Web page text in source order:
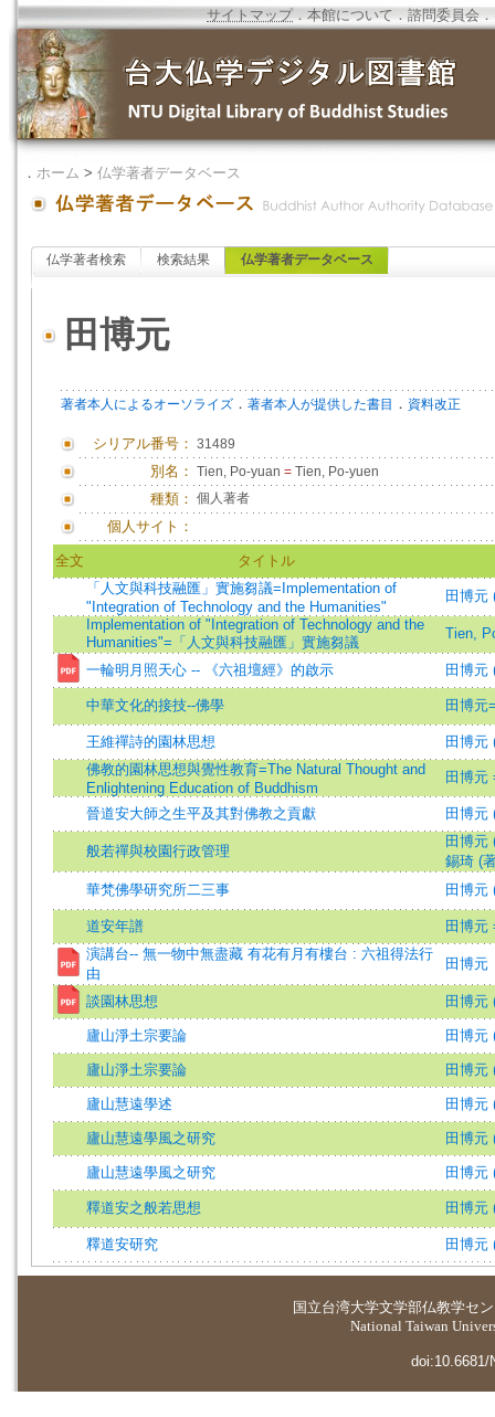
サイトマップ．本館について ．諮問委員会 ．
． ホーム > 仏学著者データベース
仏学著者検索 検索結果 仏学著者データベース
田博元
著者本人によるオーソライズ ． 著者本人が提供した書目 ． 資料改正
シリアル番号： 31489
別名： Tien, Po-yuan = Tien, Po-yuen
種類： 個人著者
個人サイト：
全文
タイトル
「人文與科技融匯」實施芻議=Implementation of
"Integration of Technology and the Humanities"
田博元
Implementation of "Integration of Technology and the
Humanities"=「人文與科技融匯」實施芻議
Tien,
一輪明月照天心 -- 《六祖壇經》的啟示 田博元
中華文化的接技--佛學 田博元
王維禪詩的園林思想
田博元
佛教的園林思想與覺性教育=The Natural Thought and
Enlightening Education of Buddhism
田博元
晉道安大師之生平及其對佛教之貢獻 田博元
般若禪與校園行政管理
田博元
錫琦 (
華梵佛學研究所二三事
田博元
道安年譜
田博元
演講台-- 無一物中無盡藏 有花有月有樓台 : 六祖得法行
由
田博元
談園林思想 田博元
廬山淨土宗要論 田博元
廬山淨土宗要論 田博元
廬山慧遠學述 田博元
廬山慧遠學風之研究 田博元
廬山慧遠學風之研究 田博元
釋道安之般若思想 田博元
釋道安研究 田博元
国立台湾大学文学部仏教学セ
National Taiwan
doi:10.6681/